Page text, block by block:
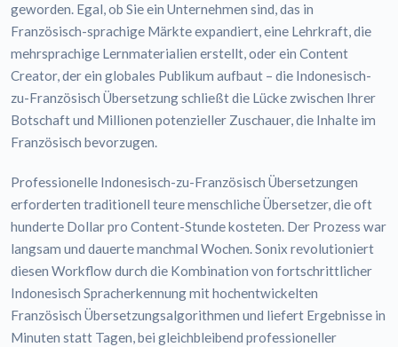
geworden. Egal, ob Sie ein Unternehmen sind, das in
Französisch-sprachige Märkte expandiert, eine Lehrkraft, die
mehrsprachige Lernmaterialien erstellt, oder ein Content
Creator, der ein globales Publikum aufbaut – die Indonesisch-
zu-Französisch Übersetzung schließt die Lücke zwischen Ihrer
Botschaft und Millionen potenzieller Zuschauer, die Inhalte im
Französisch bevorzugen.
Professionelle Indonesisch-zu-Französisch Übersetzungen
erforderten traditionell teure menschliche Übersetzer, die oft
hunderte Dollar pro Content-Stunde kosteten. Der Prozess war
langsam und dauerte manchmal Wochen. Sonix revolutioniert
diesen Workflow durch die Kombination von fortschrittlicher
Indonesisch Spracherkennung mit hochentwickelten
Französisch Übersetzungsalgorithmen und liefert Ergebnisse in
Minuten statt Tagen, bei gleichbleibend professioneller